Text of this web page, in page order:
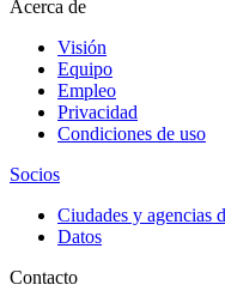
Acerca de
Visión
Equipo
Empleo
Privacidad
Condiciones de uso
Socios
Ciudades y agencias
Datos
Contacto